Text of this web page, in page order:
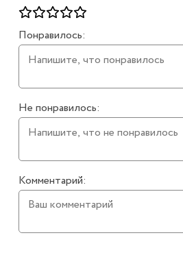
Понравилось:
Не понравилось:
Комментарий: